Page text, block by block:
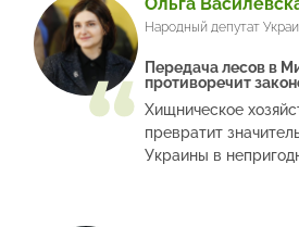
Народный депутат
Передача лесов в
противоречит
Хищническое
превратит
Украины в